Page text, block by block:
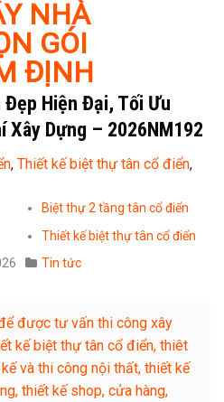
Đẹp Hiện Đại, Tối Ưu
Xây Dựng – 2026NM192
, Thiết kế biệt thự tân cổ điển,
Biệt thự 2 tầng tân cổ điển
Thiết kế biệt thự tân cổ điển
Tin tức
được tư vấn thi công xây
kế biệt thự tân cổ điển, thiêt
và thi công nội thất, thiết kế
thiết kế shop, cửa hàng,